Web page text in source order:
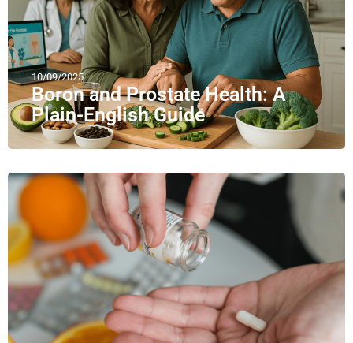
10/09/2025
Boron and Prostate Health: A
Plain-English Guide